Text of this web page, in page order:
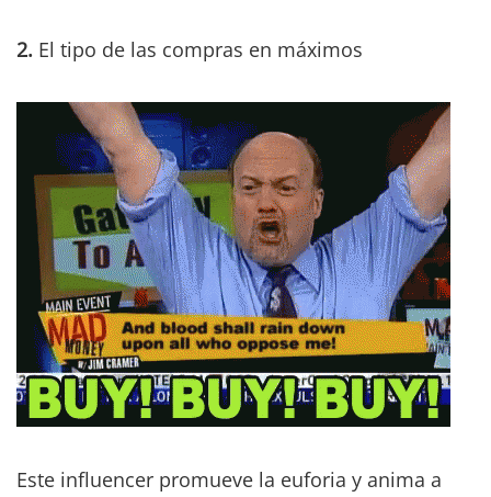
2. El tipo de las compras en máximos
Este influencer promueve la euforia y anima a